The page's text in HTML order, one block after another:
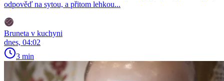
odpověď na sytou, a přitom lehkou...
Bruneta v kuchyni
dnes, 04:02
3 min